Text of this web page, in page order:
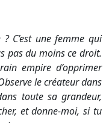
C’est une femme qui
pas du moins ce droit.
empire d’opprimer
le créateur dans
toute sa grandeur,
et donne-moi, si tu